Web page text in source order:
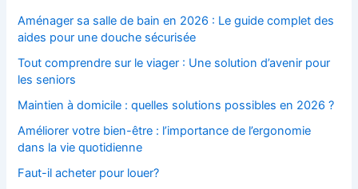
Aménager sa salle de bain en 2026 : Le guide complet des
aides pour une douche sécurisée
Tout comprendre sur le viager : Une solution d’avenir pour
les seniors
Maintien à domicile : quelles solutions possibles en 2026 ?
Améliorer votre bien-être : l’importance de l’ergonomie
dans la vie quotidienne
Faut-il acheter pour louer?